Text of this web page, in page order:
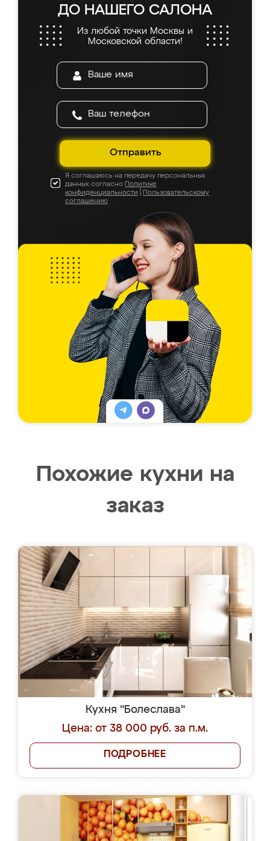
ДО НАШЕГО САЛОНА
Из любой точки Москвы и
Московской области!
Отправить
Я соглашаюсь на передачу персональных
данных согласно Политике
конфиденциальности
Пользовательскому
соглашению
Похожие кухни на
заказ
Кухня "Болеслава"
Цена: от 38 000 руб. за п.м.
ПОДРОБНЕЕ